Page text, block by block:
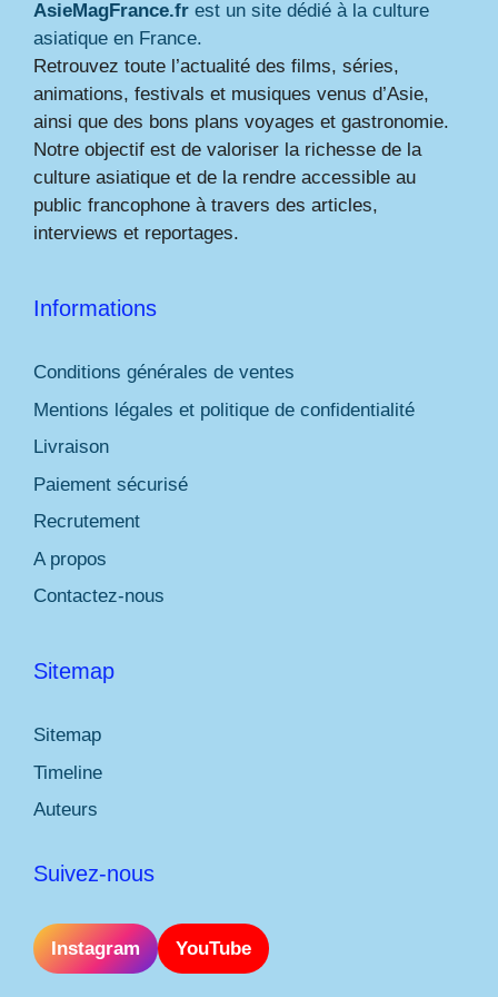
AsieMagFrance.fr est un site dédié à la culture
asiatique en France.
Retrouvez toute l’actualité des films, séries,
animations, festivals et musiques venus d’Asie,
ainsi que des bons plans voyages et gastronomie.
Notre objectif est de valoriser la richesse de la
culture asiatique et de la rendre accessible au
public francophone à travers des articles,
interviews et reportages.
Informations
Conditions générales de ventes
Mentions légales et politique de confidentialité
Livraison
Paiement sécurisé
Recrutement
A propos
Contactez-nous
Sitemap
Sitemap
Timeline
Auteurs
Suivez-nous
Instagram YouTube